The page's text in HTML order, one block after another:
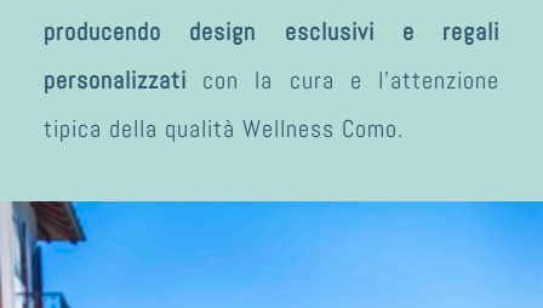
producendo design esclusivi e regali
personalizzati con la cura e l’attenzione
tipica della qualità Wellness Como.